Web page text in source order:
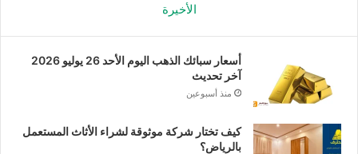
الأخيرة
أسعار سبائك الذهب اليوم الأحد 26 يوليو 2026
آخر تحديث
منذ أسبوعين
كيف تختار شركة موثوقة لشراء الأثاث المستعمل
بالرياض؟